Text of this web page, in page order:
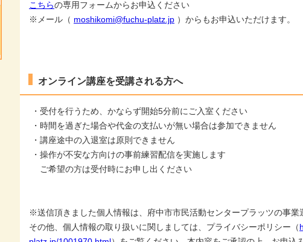
こちらの専用フォームからお申込ください
※メール（ moshikomi@fuchu-platz.jp ）からもお申込いただけます。
オンライン講座を受講される方へ
・受付を行うため、かならず開始5分前にご入室ください
・時間を過ぎた場合や代金の支払いが無い場合は参加できません
・講座途中の入退室は原則できません
・操作が不安な方向けの事前練習配信を実施します
ご希望の方は受付時にお申し出ください
※送信頂きました個人情報は、府中市市民活動センタープラッツの事業
その他、個人情報の取り扱いに関しましては、プライバシーポリシー（